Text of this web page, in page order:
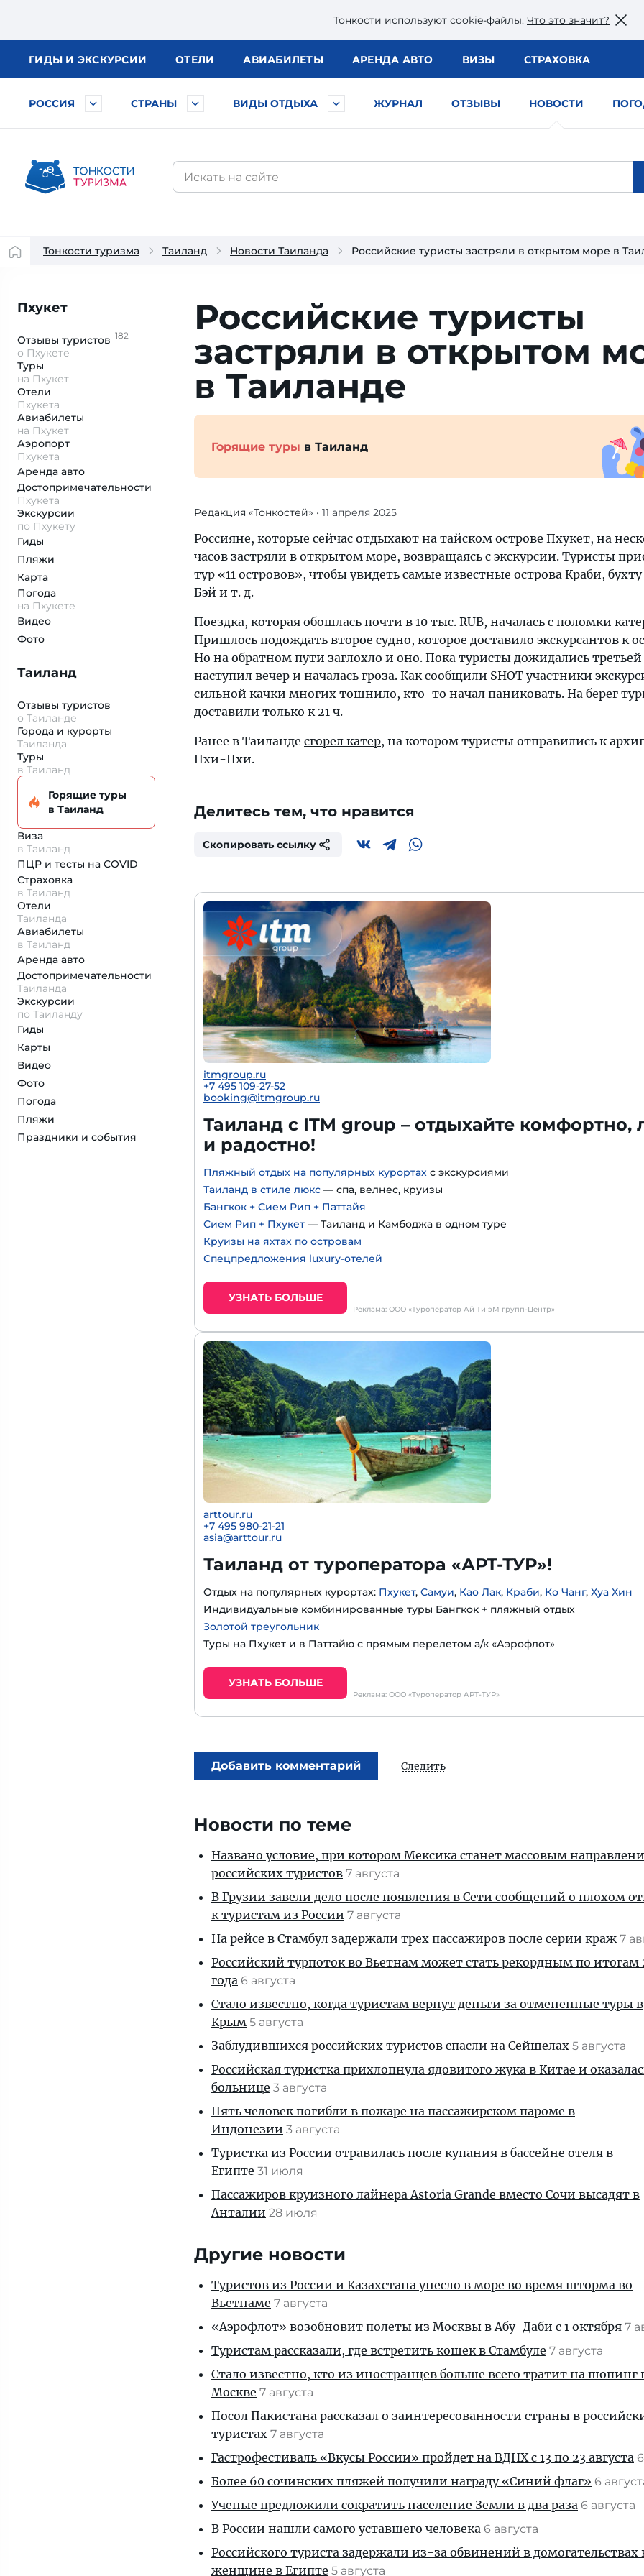
Тонкости используют сookie-файлы. Что это значит?
ГИДЫ И ЭКСКУРСИИ ОТЕЛИ АВИАБИЛЕТЫ АРЕНДА АВТО ВИЗЫ СТРАХОВКА
РОССИЯ СТРАНЫ ВИДЫ ОТДЫХА ЖУРНАЛ ОТЗЫВЫ НОВОСТИ
Тонкости туризма Таиланд Новости Таиланда Российские туристы застряли в открытом море в
Пхукет
Отзывы туристов 182
о Пхукете
Туры
на Пхукет
Отели
Пхукета
Авиабилеты
на Пхукет
Аэропорт
Пхукета
Аренда авто
Достопримеча­тельности
Пхукета
Экскурсии
по Пхукету
Гиды
Пляжи
Карта
Погода
на Пхукете
Видео
Фото
Таиланд
Отзывы туристов
о Таиланде
Города и курорты
Таиланда
Туры
в Таиланд
Горящие туры
в Таиланд
Виза
в Таиланд
ПЦР и тесты на COVID
Страховка
в Таиланд
Отели
Таиланда
Авиабилеты
в Таиланд
Аренда авто
Достопримеча­тельности
Таиланда
Экскурсии
по Таиланду
Гиды
Карты
Видео
Фото
Погода
Пляжи
Праздники и события
Российские туристы
застря­ли в откры­том
в Таиланде
Горящие туры в Таиланд
Редакция «Тонкостей» • 11 апреля 2025
Россияне, которые сейчас отдыхают на тайском острове Пхукет, на
часов застряли в открытом море, возвращаясь с экскурсии. Туристы
тур «11 островов», чтобы увидеть самые известные острова Краби,
Бэй и т. д.
Поездка, которая обошлась почти в 10 тыс. RUB, началась с поломки
Пришлось подождать второе судно, которое доставило экскурсантов к
Но на обратном пути заглохло и оно. Пока туристы дожидались
наступил вечер и началась гроза. Как сообщили SHOT участники
сильной качки многих тошнило, кто-то начал паниковать. На берег
доставили только к 21 ч.
Ранее в Таиланде сгорел катер, на котором туристы отправились к
Пхи-Пхи.
Делитесь тем, что нравится
Скопировать ссылку
itmgroup.ru
+7 495 109-27-52
booking@itmgroup.ru
Таиланд с ITM group – отдыхайте комфортно,
и радостно!
Пляжный отдых на популярных курортах с экскурсиями
Таиланд в стиле люкс — спа, велнес, круизы
Бангкок + Сием Рип + Паттайя
Сием Рип + Пхукет — Таиланд и Камбоджа в одном туре
Круизы на яхтах по островам
Спецпредложения luxury-отелей
УЗНАТЬ БОЛЬШЕ
Реклама: ООО «Туроператор Ай Ти эМ групп-Центр»
arttour.ru
+7 495 980-21-21
asia@arttour.ru
Таиланд от туроператора «АРТ-ТУР»!
Отдых на популярных курортах: Пхукет, Самуи, Као Лак, Краби, Ко Чанг, Хуа Хин
Индивидуальные комбинированные туры Бангкок + пляжный отдых
Золотой треугольник
Туры на Пхукет и в Паттайю с прямым перелетом а/к «Аэрофлот»
УЗНАТЬ БОЛЬШЕ
Реклама: ООО «Туроператор АРТ-ТУР»
Добавить комментарий Следить
Новости по теме
Названо условие, при котором Мексика станет массовым
российских туристов 7 августа
В Грузии завели дело после появления в Сети сообщений о плохом
к туристам из России 7 августа
На рейсе в Стамбул задержали трех пассажиров после серии краж 7
Российский турпоток во Вьетнам может стать рекордным по итогам
года 6 августа
Стало известно, когда туристам вернут деньги за отмененные туры в
Крым 5 августа
Заблудившихся российских туристов спасли на Сейшелах 5 августа
Российская туристка прихлопнула ядовитого жука в Китае и
больнице 3 августа
Пять человек погибли в пожаре на пассажирском пароме в
Индонезии 3 августа
Туристка из России отравилась после купания в бассейне отеля в
Египте 31 июля
Пассажиров круизного лайнера Astoria Grande вместо Сочи высадят в
Анталии 28 июля
Другие новости
Туристов из России и Казахстана унесло в море во время шторма во
Вьетнаме 7 августа
«Аэрофлот» возобновит полеты из Москвы в Абу-Даби с 1 октября 7
Туристам рассказали, где встретить кошек в Стамбуле 7 августа
Стало известно, кто из иностранцев больше всего тратит на шопинг
Москве 7 августа
Посол Пакистана рассказал о заинтересованности страны в
туристах 7 августа
Гастрофестиваль «Вкусы России» пройдет на ВДНХ с 13 по 23 августа
Более 60 сочинских пляжей получили награду «Синий флаг» 6
Ученые предложили сократить население Земли в два раза 6 августа
В России нашли самого уставшего человека 6 августа
Российского туриста задержали из-за обвинений в домогательствах
женщине в Египте 5 августа